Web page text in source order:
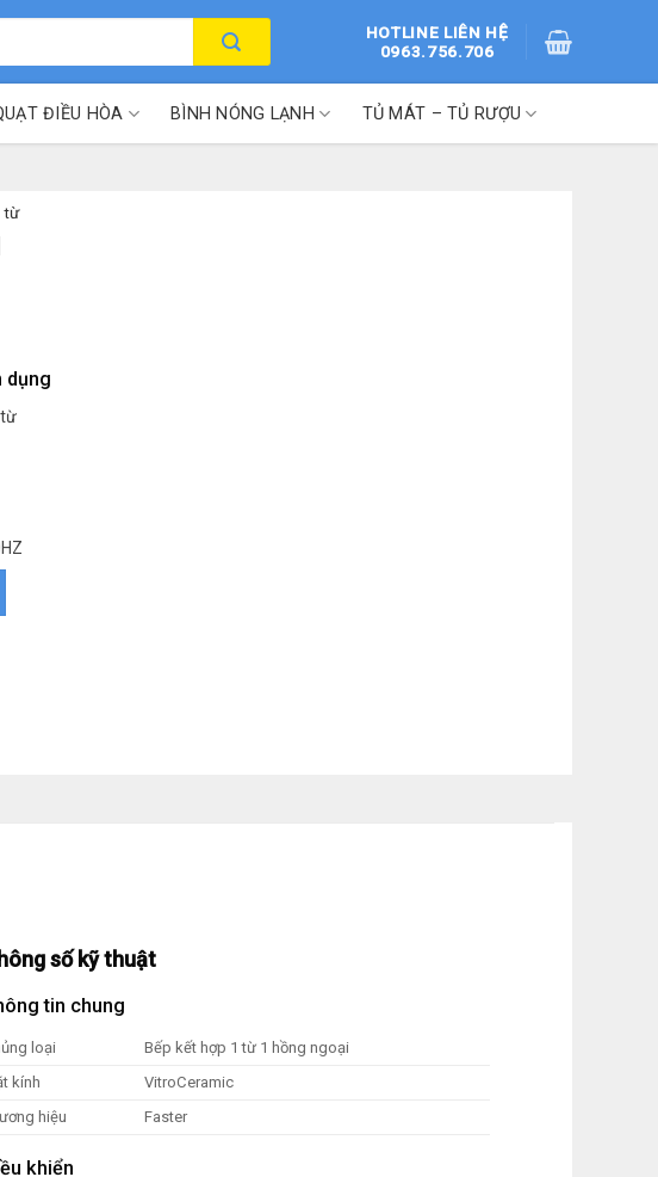
HOTLINE LIÊN HỆ
0963.756.706
ĐIỀU HÒA BÌNH NÓNG LẠNH TỦ MÁT – TỦ RƯỢU
từ
dụng
từ
số kỹ thuật
tin chung
loại
Bếp kết hợp 1 từ 1 hồng ngoại
kính
VitroCeramic
hiệu
Faster
khiển